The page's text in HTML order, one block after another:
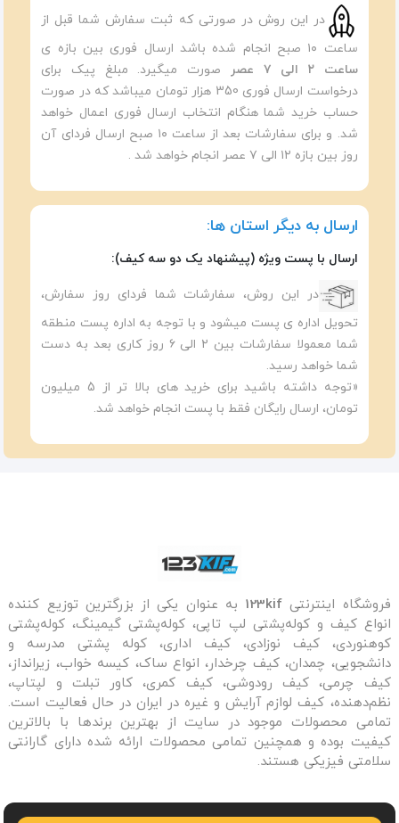
در این روش در صورتی که ثبت سفارش شما قبل از
ساعت ۱۰ صبح انجام شده باشد ارسال فوری بین بازه ی
ساعت ۲ الی ۷ عصر
صورت میگیرد. مبلغ پیک برای
درخواست ارسال فوری 350 هزار تومان میباشد که در صورت
حساب خرید شما هنگام انتخاب ارسال فوری اعمال خواهد
شد. و برای سفارشات بعد از ساعت ۱۰ صبح ارسال فردای آن
روز بین بازه ۱۲ الی ۷ عصر انجام خواهد شد .
ارسال به دیگر استان ها:
ارسال با پست ویژه (پیشنهاد یک دو سه کیف):
در این روش، سفارشات شما فردای روز سفارش،
تحویل اداره ی پست میشود و با توجه به اداره پست منطقه
شما معمولا سفارشات بین ۲ الی ۶ روز کاری بعد به دست
شما خواهد رسید.
«توجه داشته باشید برای خرید های بالا تر از 5 میلیون
تومان، ارسال رایگان فقط با پست انجام خواهد شد.
فروشگاه اینترنتی 123kif به عنوان یکی از بزرگترین توزیع کننده
انواع کیف و کوله‌پشتی لپ تاپی، کوله‌پشتی گیمینگ، کوله‌پشتی
کوهنوردی، کیف نوزادی، کیف اداری، کوله پشتی مدرسه و
دانشجویی، چمدان، کیف چرخدار، انواع ساک، کیسه خواب، زیرانداز،
کیف چرمی، کیف رودوشی، کیف کمری، کاور تبلت و لپتاپ،
نظم‌دهنده، کیف لوازم آرایش و غیره در ایران در حال فعالیت است.
تمامی محصولات موجود در سایت از بهترین برندها با بالاترین
کیفیت بوده و همچنین تمامی محصولات ارائه شده دارای گارانتی
سلامتی فیزیکی هستند.